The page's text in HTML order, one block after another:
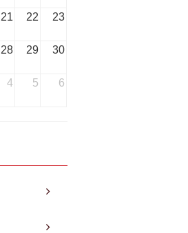
21 22 23
28 29 30
4 5 6